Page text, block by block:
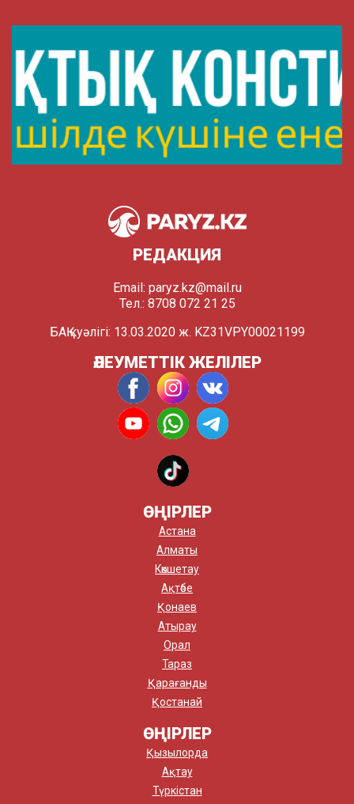
РЕДАКЦИЯ
Email: paryz.kz@mail.ru
Тел.: 8708 072 21 25
БАҚ куәлігі: 13.03.2020 ж. KZ31VPY00021199
ӘЛЕУМЕТТІК ЖЕЛІЛЕР
ӨҢІРЛЕР
Астана
Алматы
Көкшетау
Ақтөбе
Қонаев
Атырау
Орал
Тараз
Қарағанды
Қостанай
ӨҢІРЛЕР
Қызылорда
Ақтау
Түркістан